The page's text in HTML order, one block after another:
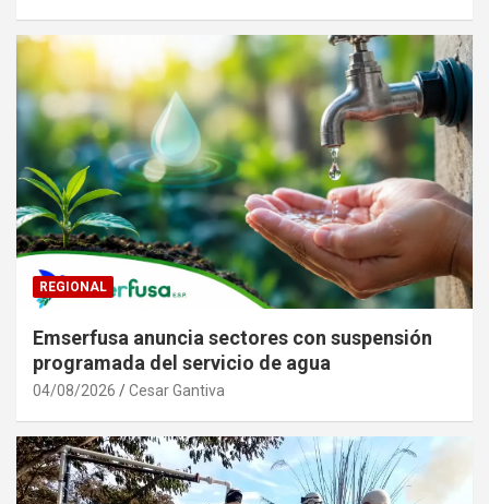
REGIONAL
Emserfusa anuncia sectores con suspensión
programada del servicio de agua
04/08/2026 Cesar Gantiva